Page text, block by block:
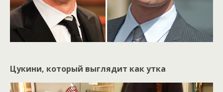
Цукини, который выглядит как утка